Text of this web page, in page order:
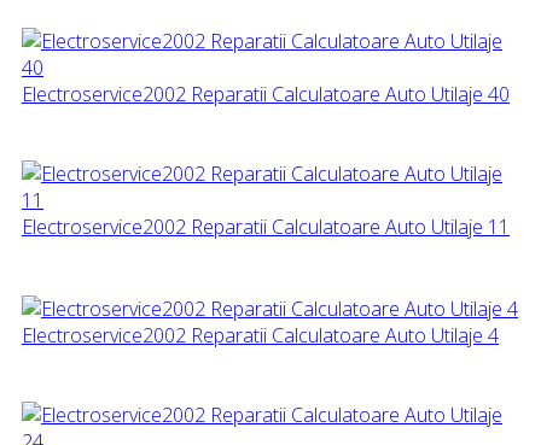
Electroservice2002 Reparatii Calculatoare Auto Utilaje 40
Electroservice2002 Reparatii Calculatoare Auto Utilaje 11
Electroservice2002 Reparatii Calculatoare Auto Utilaje 4